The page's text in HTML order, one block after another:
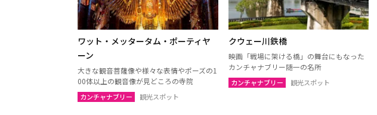
ワット・メッタータム・ポーティヤ
ーン
大きな観音菩薩像や様々な表情やポーズの1
00体以上の観音像が見どころの寺院
カンチャナブリー 観光スポット
クウェー川鉄橋
映画「戦場に架ける橋」の舞台にもなった
カンチャナブリー随一の名所
カンチャナブリー 観光スポット